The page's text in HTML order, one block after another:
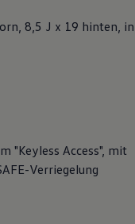
8,5 J x 19 hinten, in
"Keyless Access", mit
Verriegelung